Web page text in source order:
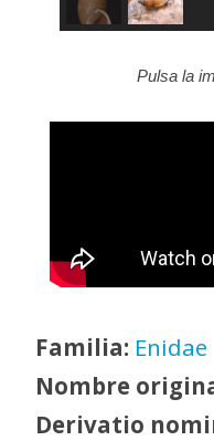
Pulsa la
Familia: Enidae
Nombre
Derivatio